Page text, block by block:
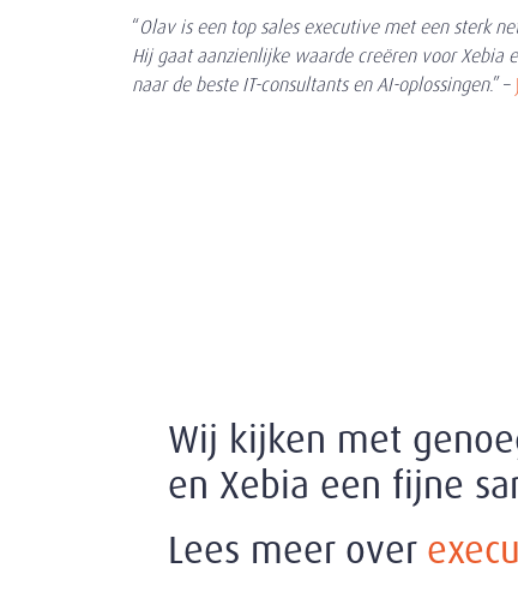
“Olav is een top sales executive met een sterk
Hij gaat aanzienlijke waarde creëren voor Xebia
naar de beste IT-consultants en AI-oplossingen.” –
Wij kijken met
en Xebia een fijne
Lees meer over